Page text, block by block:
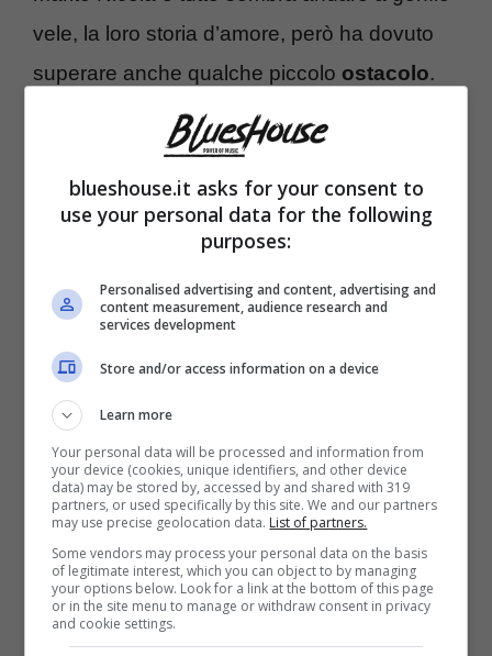
vele, la loro storia d’amore, però ha dovuto
superare anche qualche piccolo ostacolo.
Prima che le cose andassero per il verso
giusto, la conduttrice di “
dovuto conquistarsi l’affettoe l’amoredi
, ma ha anche dovuto lottare per
accanto a lui.
Non è stata sin da subito accettata Mara
Venier da chi era vicino al marito, ma dopo
tempo è riuscita a conquistare anche il loro
affetto e la loro fiducia. La Venier, che da
della televisione italiana, adesso vive
felicemente la suastoria d’amorecon
blueshouse.it asks for your consent to
use your personal data for the following
purposes:
Personalised advertising and content, advertising and
content measurement, audience research and
services development
Store and/or access information on a device
Learn more
Your personal data will be processed and information from
your device (cookies, unique identifiers, and other device
data) may be stored by, accessed by and shared with 319
partners, or used specifically by this site. We and our partners
may use precise geolocation data. List of partners.
Some vendors may process your personal data on the basis
of legitimate interest, which you can object to by managing
your options below. Look for a link at the bottom of this page
or in the site menu to manage or withdraw consent in privacy
and cookie settings.